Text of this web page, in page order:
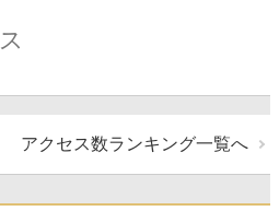
アクセス数ランキング一覧へ